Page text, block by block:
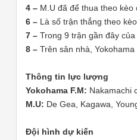
4 – M.U đã để thua theo kèo
6 – Là số trận thắng theo
7 – Trong 9 trận gần đây
8 – Trên sân nhà,
Thông tin lực lượng
Yokohama F.M: Nakamachi
M.U: De Gea, Kagawa,
Đội hình dự kiến